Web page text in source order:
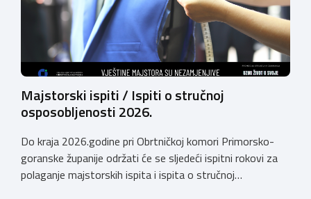
Majstorski ispiti / Ispiti o stručnoj
osposobljenosti 2026.
Do kraja 2026.godine pri Obrtničkoj komori Primorsko-
goranske županije održati će se sljedeći ispitni rokovi za
polaganje majstorskih ispita i ispita o stručnoj